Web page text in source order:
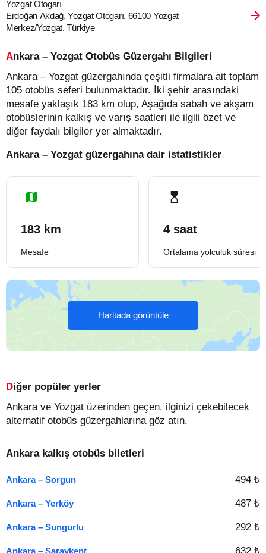
Yozgat Otogarı
Erdoğan Akdağ, Yozgat Otogarı, 66100 Yozgat
Merkez/Yozgat, Türkiye
Ankara – Yozgat Otobüs Güzergahı Bilgileri
Ankara – Yozgat güzergahında çeşitli firmalara ait toplam
105 otobüs seferi bulunmaktadır. İki şehir arasındaki
mesafe yaklaşık 183 km olup, Aşağıda sabah ve akşam
otobüslerinin kalkış ve varış saatleri ile ilgili özet ve
diğer faydalı bilgiler yer almaktadır.
Ankara – Yozgat güzergahına dair istatistikler
183 km
Mesafe
4 saat
Ortalama yolculuk süresi
Haritada görüntüle
Diğer popüler yerler
Ankara ve Yozgat üzerinden geçen, ilginizi çekebilecek
alternatif otobüs güzergahlarına göz atın.
Ankara kalkış otobüs biletleri
Ankara – Sorgun 494 ₺
Ankara – Yerköy 487 ₺
Ankara – Sungurlu 292 ₺
Ankara – Saraykent